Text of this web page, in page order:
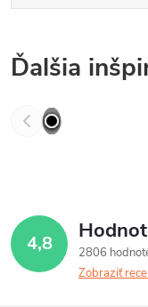
Ďalšia
4,8
2806
Zobraziť